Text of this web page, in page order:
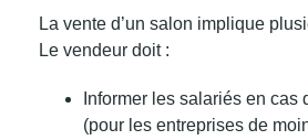
La vente d’un salon implique
Le vendeur doit :
Informer les salariés en cas
(pour les entreprises de